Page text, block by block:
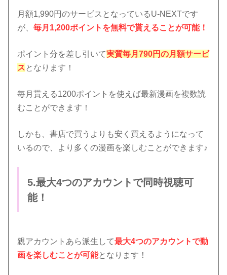
月額1,990円のサービスとなっているU-NEXTです
が、毎月1,200ポイントを無料で貰えることが可能！
ポイント分を差し引いて実質毎月790円の月額サービ
ス となります！
毎月貰える1200ポイントを使えば最新漫画を複数読
むことができます！
しかも、書店で買うよりも安く買えるようになって
いるので、より多くの漫画を楽しむことができます♪
5.最大4つのアカウントで同時視聴可
能！
親アカウントあら派生して最大4つのアカウントで動
画を楽しむことが可能となります！